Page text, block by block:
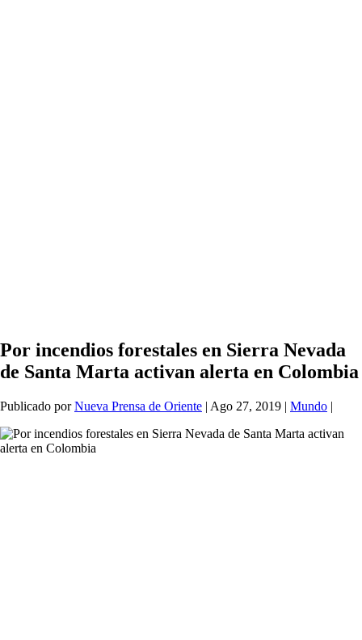
Por incendios forestales en Sierra Nevada
de Santa Marta activan alerta en Colombia
Publicado porNueva Prensa de Oriente | Ago 27, 2019 | Mundo |